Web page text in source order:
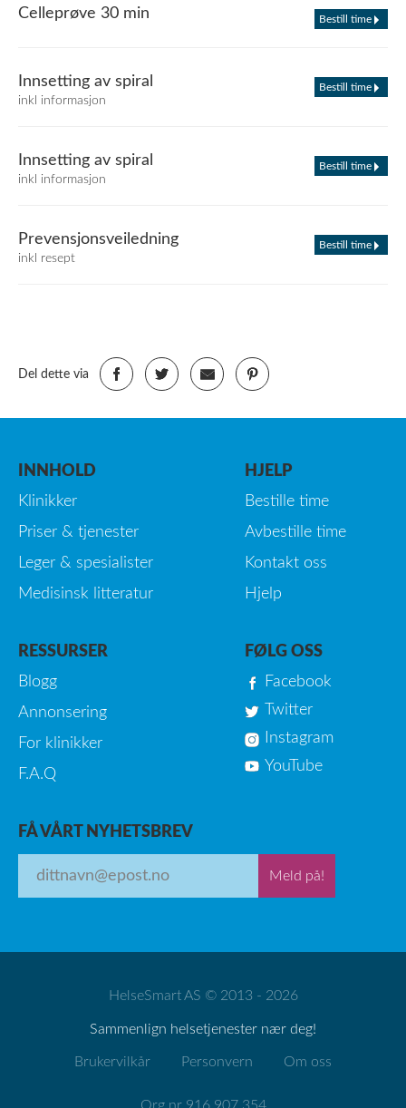
Celleprøve 30 min Bestill time
Innsetting av spiral
inkl informasjon
Bestill time
Innsetting av spiral
inkl informasjon
Bestill time
Prevensjonsveiledning
inkl resept
Bestill time
Del dette via
INNHOLD
Klinikker
Priser & tjenester
Leger & spesialister
Medisinsk litteratur
HJELP
Bestille time
Avbestille time
Kontakt oss
Hjelp
RESSURSER
Blogg
Annonsering
For klinikker
F.A.Q
FØLG OSS
Facebook
Twitter
Instagram
YouTube
FÅ VÅRT NYHETSBREV
Meld på!
HelseSmart AS © 2013 - 2026
Sammenlign helsetjenester nær deg!
Brukervilkår Personvern Om oss